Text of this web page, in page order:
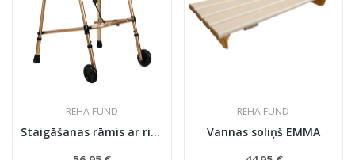
REHA FUND
Staigāšanas rāmis ar riteņiem RF-100 B
REHA FUND
Vannas soliņš EMMA